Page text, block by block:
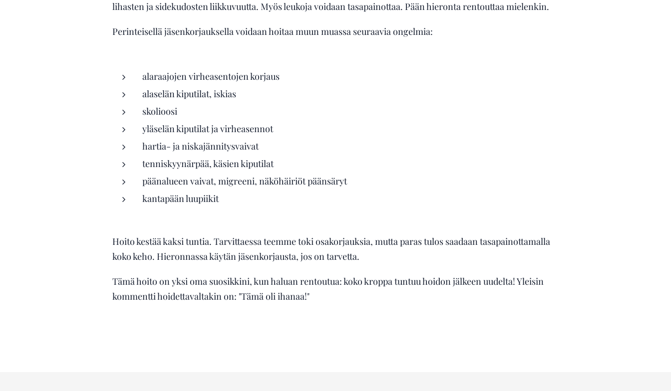
lihasten ja sidekudosten liikkuvuutta. Myös leukoja voidaan tasapainottaa. Pään hieronta rentouttaa mielenkin.
Perinteisellä jäsenkorjauksella voidaan hoitaa muun muassa seuraavia ongelmia:
alaraajojen virheasentojen korjaus
alaselän kiputilat, iskias
skolioosi
yläselän kiputilat ja virheasennot
hartia- ja niskajännitysvaivat
tenniskyynärpää, käsien kiputilat
päänalueen vaivat, migreeni, näköhäiriöt päänsäryt
kantapään luupiikit
Hoito kestää kaksi tuntia. Tarvittaessa teemme toki osakorjauksia, mutta paras tulos saadaan tasapainottamalla
koko keho. Hieronnassa käytän jäsenkorjausta, jos on tarvetta.
Tämä hoito on yksi oma suosikkini, kun haluan rentoutua: koko kroppa tuntuu hoidon jälkeen uudelta! Yleisin
kommentti hoidettavaltakin on: "Tämä oli ihanaa!"